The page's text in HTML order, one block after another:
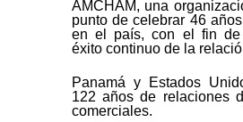
AMCHAM, una
punto de celebrar 46
en el país, con el fin de
éxito continuo de la
Panamá y Estados
122 años de relaciones
comerciales.